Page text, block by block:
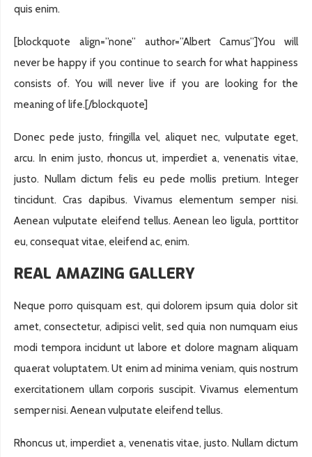
quis enim.
[blockquote align=”none” author=”Albert Camus”]You will
never be happy if you continue to search for what happiness
consists of. You will never live if you are looking for the
meaning of life.[/blockquote]
Donec pede justo, fringilla vel, aliquet nec, vulputate eget,
arcu. In enim justo, rhoncus ut, imperdiet a, venenatis vitae,
justo. Nullam dictum felis eu pede mollis pretium. Integer
tincidunt. Cras dapibus. Vivamus elementum semper nisi.
Aenean vulputate eleifend tellus. Aenean leo ligula, porttitor
eu, consequat vitae, eleifend ac, enim.
REAL AMAZING GALLERY
Neque porro quisquam est, qui dolorem ipsum quia dolor sit
amet, consectetur, adipisci velit, sed quia non numquam eius
modi tempora incidunt ut labore et dolore magnam aliquam
quaerat voluptatem. Ut enim ad minima veniam, quis nostrum
exercitationem ullam corporis suscipit. Vivamus elementum
semper nisi. Aenean vulputate eleifend tellus.
Rhoncus ut, imperdiet a, venenatis vitae, justo. Nullam dictum